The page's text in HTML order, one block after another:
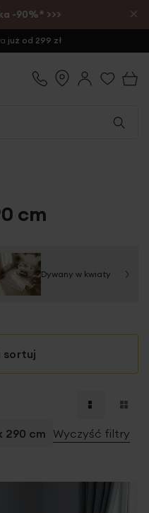
-90%* >>> ×
30 dni
cm
Dywany w kwiaty
sortuj
290 cm Wyczyść filtry